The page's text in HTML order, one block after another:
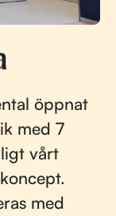
öppnat
med 7
vårt
med